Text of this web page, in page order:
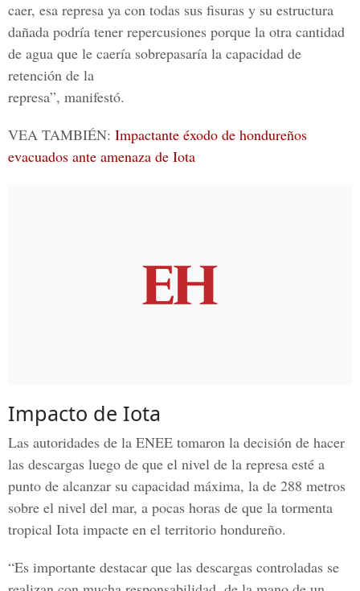
caer, esa represa ya con todas sus fisuras y su estructura
dañada podría tener repercusiones porque la otra cantidad
de agua que le caería sobrepasaría la capacidad de
retención de la
represa”, manifestó.
VEA TAMBIÉN: Impactante éxodo de hondureños
evacuados ante amenaza de Iota
Impacto de Iota
Las autoridades de la ENEE tomaron la decisión de hacer
las descargas luego de que el nivel de la represa esté a
punto de alcanzar su capacidad máxima, la de 288 metros
sobre el nivel del mar, a pocas horas de que la tormenta
tropical Iota impacte en el territorio hondureño.
“Es importante destacar que las descargas controladas se